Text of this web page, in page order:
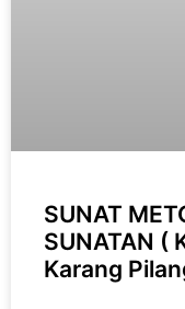
SUNAT
SUNATAN (
Karang